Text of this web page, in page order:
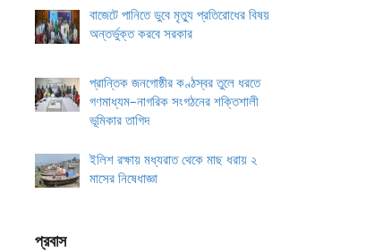
বাজেটে পানিতে ডুবে মৃত্যু প্রতিরোধের বিষয়
অন্তর্ভুক্ত করবে সরকার
প্রান্তিক জনগোষ্ঠীর কণ্ঠস্বর তুলে ধরতে
গণমাধ্যম–নাগরিক সংগঠনের শক্তিশালী
ভূমিকার তাগিদ
ইলিশ রক্ষায় মধ্যরাত থেকে মাছ ধরায় ২
মাসের নিষেধাজ্ঞা
প্রবাস